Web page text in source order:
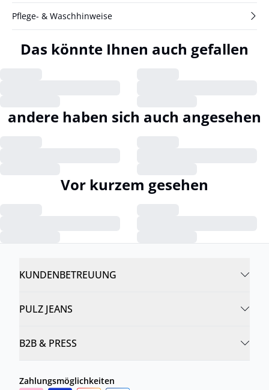
Pflege- & Waschhinweise
Das könnte Ihnen auch gefallen
andere haben sich auch angesehen
Vor kurzem gesehen
KUNDENBETREUUNG
PULZ JEANS
B2B & PRESS
Zahlungsmöglichkeiten